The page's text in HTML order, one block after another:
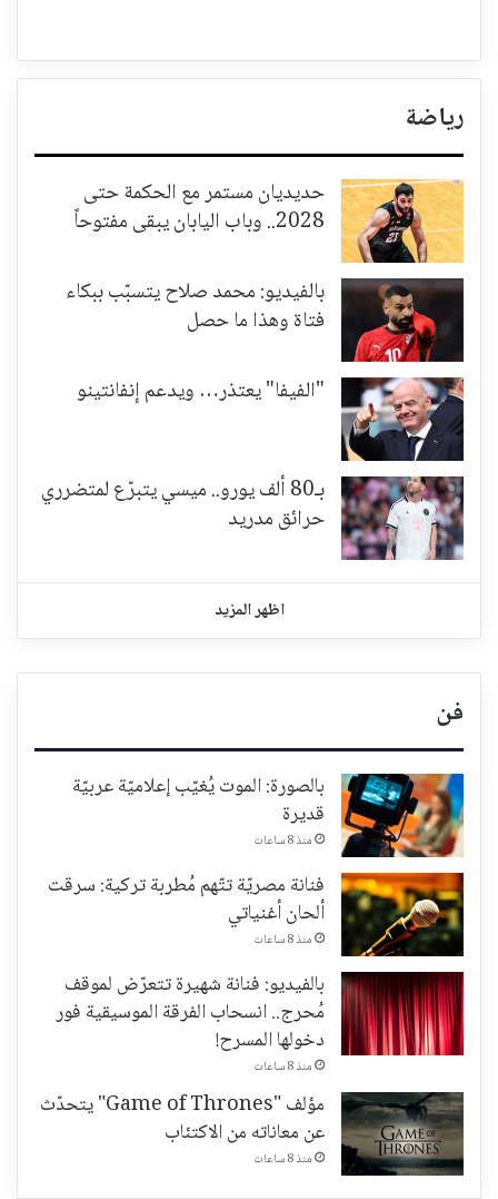
رياضة
حديديان مستمر مع الحكمة حتى
2028.. وباب اليابان يبقى مفتوحاً
بالفيديو: محمد صلاح يتسبّب ببكاء
فتاة وهذا ما حصل
"الفيفا" يعتذر… ويدعم إنفانتينو
بـ80 ألف يورو.. ميسي يتبرّع لمتضرري
حرائق مدريد
اظهر المزيد
فن
بالصورة: الموت يُغيّب إعلاميّة عربيّة
قديرة
منذ 8 ساعات
فنانة مصريّة تتّهم مُطربة تركية: سرقت
ألحان أغنياتي
منذ 8 ساعات
بالفيديو: فنانة شهيرة تتعرّض لموقف
مُحرج.. انسحاب الفرقة الموسيقية فور
دخولها المسرح!
منذ 8 ساعات
مؤلف "Game of Thrones" يتحدّث
عن معاناته من الاكتئاب
منذ 8 ساعات